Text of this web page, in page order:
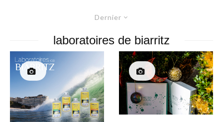
Dernier
laboratoires de biarritz